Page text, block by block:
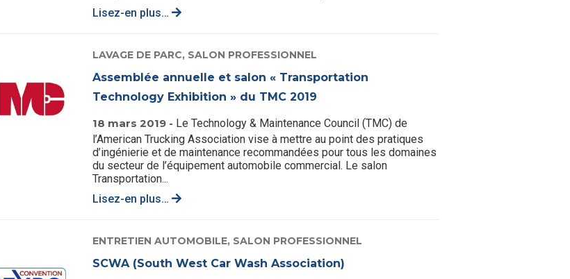
Lisez-en plus…
LAVAGE DE PARC, SALON PROFESSIONNEL
Assemblée annuelle et salon « Transportation
Technology Exhibition » du TMC 2019
18 mars 2019 - Le Technology & Maintenance Council (TMC) de
l’American Trucking Association vise à mettre au point des pratiques
d’ingénierie et de maintenance recommandées pour tous les domaines
du secteur de l’équipement automobile commercial. Le salon
Transportation...
Lisez-en plus…
ENTRETIEN AUTOMOBILE, SALON PROFESSIONNEL
SCWA (South West Car Wash Association)